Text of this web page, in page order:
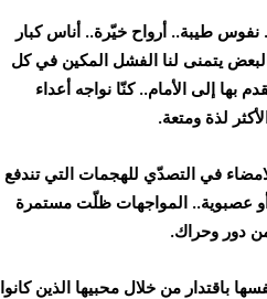
طيبة.. أرواح خيّرة.. أناس كبار
البعض يتمنى لنا الفشل المكين في كل
إلى الأمام.. كنّا نواجه أعداء
لذة ومتعة.
في التصدّي للهجمات التي تندفع
أو عصبوية.. المواجهات ظلّت مستمرة
من دور وحراك.
باقتدار من خلال محبيها الذين كانوا